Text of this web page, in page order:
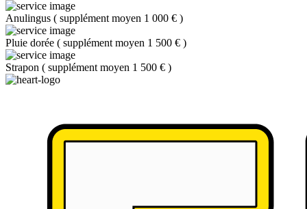
Anulingus ( supplément moyen 1 000 € )
Pluie dorée ( supplément moyen 1 500 € )
Strapon ( supplément moyen 1 500 € )